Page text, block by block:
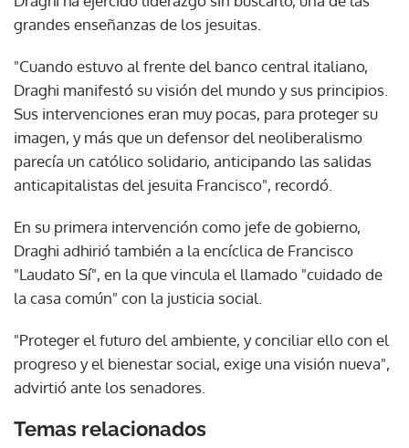
grandes enseñanzas de los jesuitas.
"Cuando estuvo al frente del banco central italiano,
Draghi manifestó su visión del mundo y sus principios.
Sus intervenciones eran muy pocas, para proteger su
imagen, y más que un defensor del neoliberalismo
parecía un católico solidario, anticipando las salidas
anticapitalistas del jesuita Francisco", recordó.
En su primera intervención como jefe de gobierno,
Draghi adhirió también a la encíclica de Francisco
"Laudato Sí", en la que vincula el llamado "cuidado de
la casa común" con la justicia social.
"Proteger el futuro del ambiente, y conciliar ello con el
progreso y el bienestar social, exige una visión nueva",
advirtió ante los senadores.
Temas relacionados